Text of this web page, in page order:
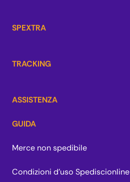
SPEXTRA
TRACKING
ASSISTENZA
GUIDA
Merce non spedibile
Condizioni d'uso Spediscionline